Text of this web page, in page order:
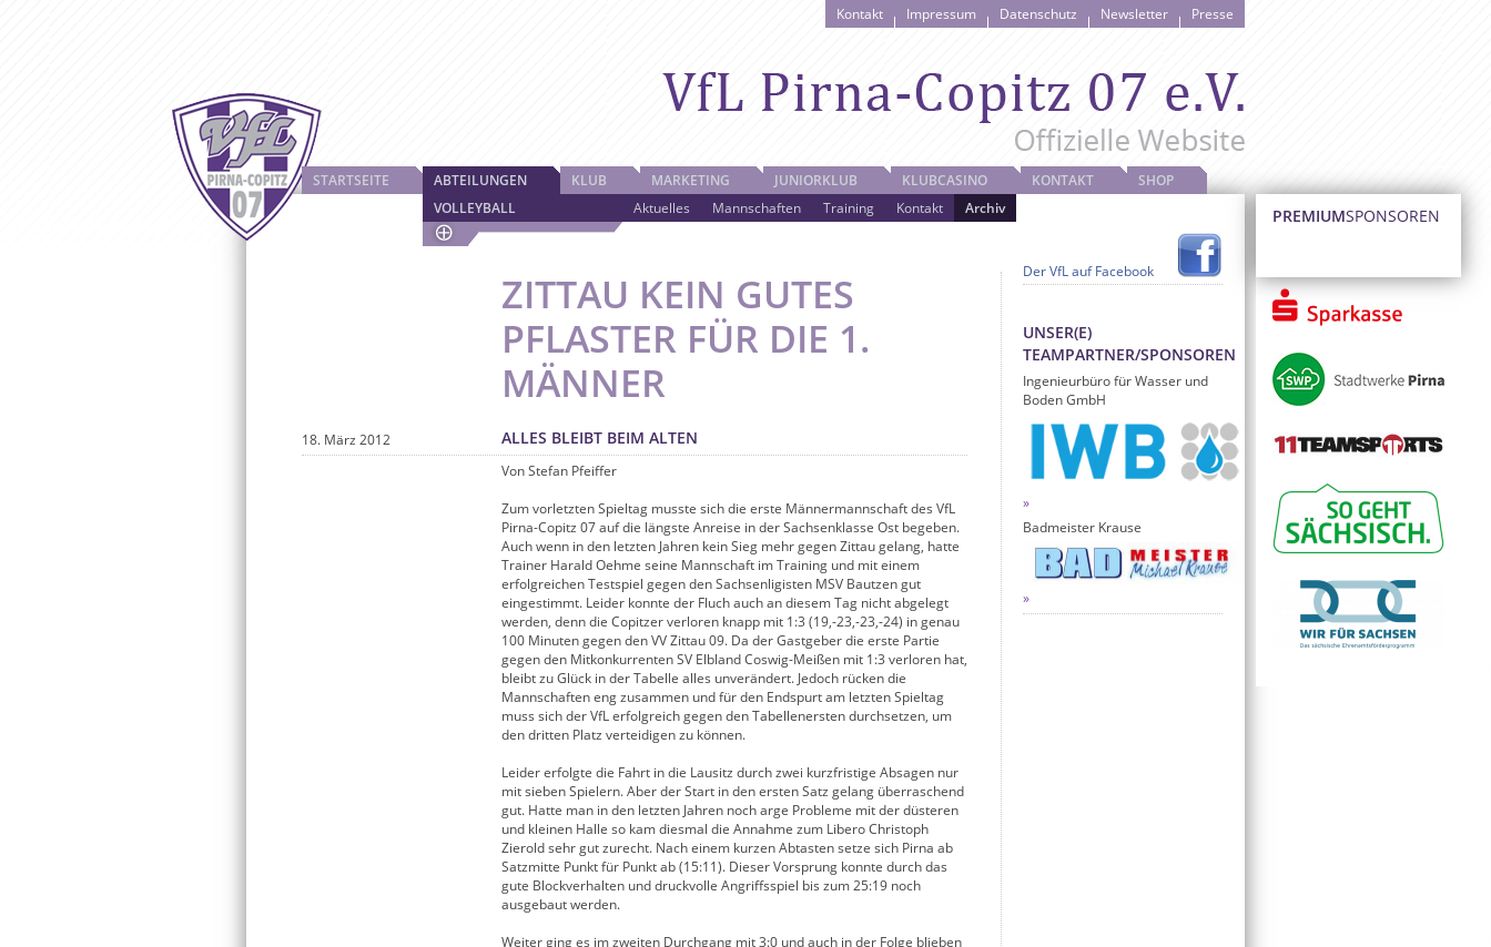
Kontakt Impressum Datenschutz Newsletter Presse
STARTSEITE
ABTEILUNGEN
VOLLEYBALL
Aktuelles Mannschaften Training Kontakt Archiv
KLUB MARKETING JUNIORKLUB KLUBCASINO KONTAKT SHOP
Der VfL auf Facebook
PREMIUMSPONSOREN
ZITTAU KEIN GUTES
PFLASTER FÜR DIE 1.
MÄNNER
ALLES BLEIBT BEIM ALTEN
18. März 2012
Von Stefan Pfeiffer
Zum vorletzten Spieltag musste sich die erste Männermannschaft des VfL
Pirna-Copitz 07 auf die längste Anreise in der Sachsenklasse Ost begeben.
Auch wenn in den letzten Jahren kein Sieg mehr gegen Zittau gelang, hatte
Trainer Harald Oehme seine Mannschaft im Training und mit einem
erfolgreichen Testspiel gegen den Sachsenligisten MSV Bautzen gut
eingestimmt. Leider konnte der Fluch auch an diesem Tag nicht abgelegt
werden, denn die Copitzer verloren knapp mit 1:3 (19,-23,-23,-24) in genau
100 Minuten gegen den VV Zittau 09. Da der Gastgeber die erste Partie
gegen den Mitkonkurrenten SV Elbland Coswig-Meißen mit 1:3 verloren hat,
bleibt zu Glück in der Tabelle alles unverändert. Jedoch rücken die
Mannschaften eng zusammen und für den Endspurt am letzten Spieltag
muss sich der VfL erfolgreich gegen den Tabellenersten durchsetzen, um
den dritten Platz verteidigen zu können.
Leider erfolgte die Fahrt in die Lausitz durch zwei kurzfristige Absagen nur
mit sieben Spielern. Aber der Start in den ersten Satz gelang überraschend
gut. Hatte man in den letzten Jahren noch arge Probleme mit der düsteren
und kleinen Halle so kam diesmal die Annahme zum Libero Christoph
Zierold sehr gut zurecht. Nach einem kurzen Abtasten setze sich Pirna ab
Satzmitte Punkt für Punkt ab (15:11). Dieser Vorsprung konnte durch das
gute Blockverhalten und druckvolle Angriffsspiel bis zum 25:19 noch
ausgebaut werden.
Weiter ging es im zweiten Durchgang mit 3:0 und auch in der Folge blieben
UNSER(E)
TEAMPARTNER/SPONSOREN
Ingenieurbüro für Wasser und
Boden GmbH
Badmeister Krause